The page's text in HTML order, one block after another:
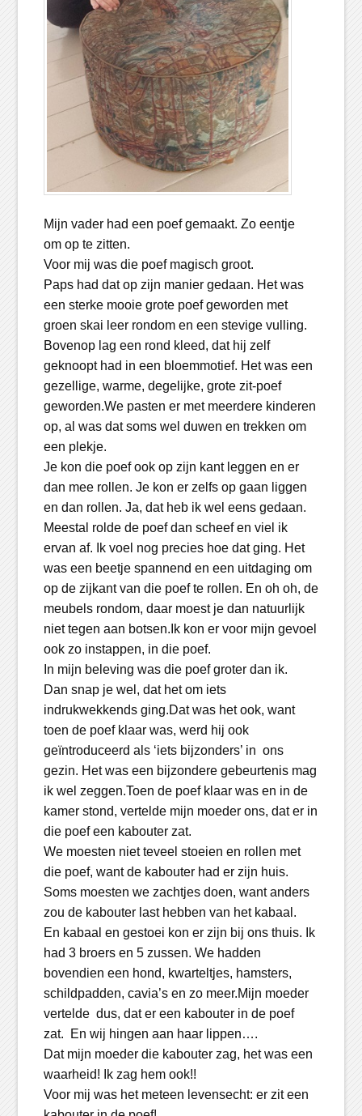
Mijn vader had een poef gemaakt. Zo eentje
om op te zitten.
Voor mij was die poef magisch groot.
Paps had dat op zijn manier gedaan. Het was
een sterke mooie grote poef geworden met
groen skai leer rondom en een stevige vulling.
Bovenop lag een rond kleed, dat hij zelf
geknoopt had in een bloemmotief. Het was een
gezellige, warme, degelijke, grote zit-poef
geworden.We pasten er met meerdere kinderen
op, al was dat soms wel duwen en trekken om
een plekje.
Je kon die poef ook op zijn kant leggen en er
dan mee rollen. Je kon er zelfs op gaan liggen
en dan rollen. Ja, dat heb ik wel eens gedaan.
Meestal rolde de poef dan scheef en viel ik
ervan af. Ik voel nog precies hoe dat ging. Het
was een beetje spannend en een uitdaging om
op de zijkant van die poef te rollen. En oh oh, de
meubels rondom, daar moest je dan natuurlijk
niet tegen aan botsen.Ik kon er voor mijn gevoel
ook zo instappen, in die poef.
In mijn beleving was die poef groter dan ik.
Dan snap je wel, dat het om iets
indrukwekkends ging.Dat was het ook, want
toen de poef klaar was, werd hij ook
geïntroduceerd als ‘iets bijzonders’ in ons
gezin. Het was een bijzondere gebeurtenis mag
ik wel zeggen.Toen de poef klaar was en in de
kamer stond, vertelde mijn moeder ons, dat er in
die poef een kabouter zat.
We moesten niet teveel stoeien en rollen met
die poef, want de kabouter had er zijn huis.
Soms moesten we zachtjes doen, want anders
zou de kabouter last hebben van het kabaal.
En kabaal en gestoei kon er zijn bij ons thuis. Ik
had 3 broers en 5 zussen. We hadden
bovendien een hond, kwarteltjes, hamsters,
schildpadden, cavia’s en zo meer.Mijn moeder
vertelde dus, dat er een kabouter in de poef
zat. En wij hingen aan haar lippen….
Dat mijn moeder die kabouter zag, het was een
waarheid! Ik zag hem ook!!
Voor mij was het meteen levensecht: er zit een